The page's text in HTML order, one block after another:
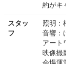
約がキ
スタッ
フ
照明：
音響：
アート
映像撮